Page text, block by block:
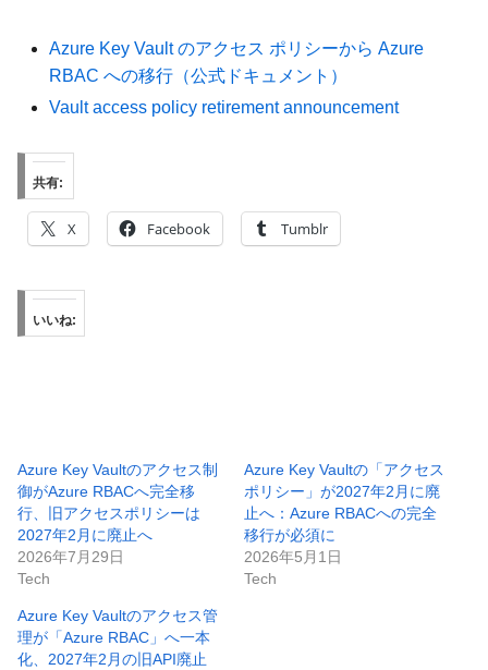
Azure Key Vault のアクセス ポリシーから Azure
RBAC への移行（公式ドキュメント）
Vault access policy retirement announcement
共有:
X Facebook Tumblr
いいね:
Azure Key Vaultのアクセス制
御がAzure RBACへ完全移
行、旧アクセスポリシーは
2027年2月に廃止へ
2026年7月29日
Tech
Azure Key Vaultの「アクセス
ポリシー」が2027年2月に廃
止へ：Azure RBACへの完全
移行が必須に
2026年5月1日
Tech
Azure Key Vaultのアクセス管
理が「Azure RBAC」へ一本
化、2027年2月の旧API廃止